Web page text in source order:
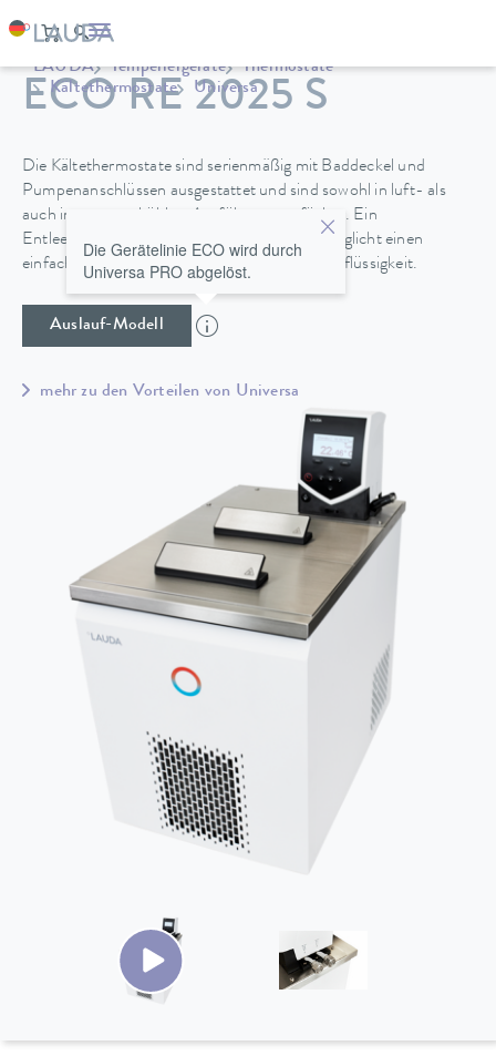
LAUDA Temperiergeräte
Thermostate
Kältethermostate
Universa
ECO RE 2025 S
Die Kältethermostate sind serienmäßig mit Baddeckel und
Pumpenanschlüssen ausgestattet und sind sowohl in luft- als
auch in wassergekühlter Ausführung verfügbar. Ein
Entleerungshahn an der Geräterückseite ermöglicht einen
einfachen und sicheren Wechsel der Temperierflüssigkeit.
Auslauf-Modell
Die Gerätelinie ECO wird durch
Universa PRO abgelöst.
mehr zu den Vorteilen von Universa